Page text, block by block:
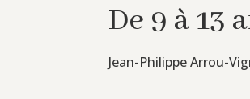
De 9 à 13
Jean-Philippe Arrou-